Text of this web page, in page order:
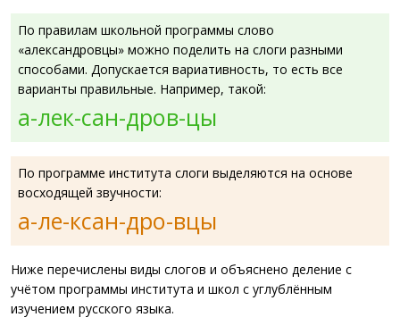
По правилам школьной программы слово
«александровцы» можно поделить на слоги разными
способами. Допускается вариативность, то есть все
варианты правильные. Например, такой:
а-лек-сан-дров-цы
По программе института слоги выделяются на основе
восходящей звучности:
а-ле-ксан-дро-вцы
Ниже перечислены виды слогов и объяснено деление с
учётом программы института и школ с углублённым
изучением русского языка.